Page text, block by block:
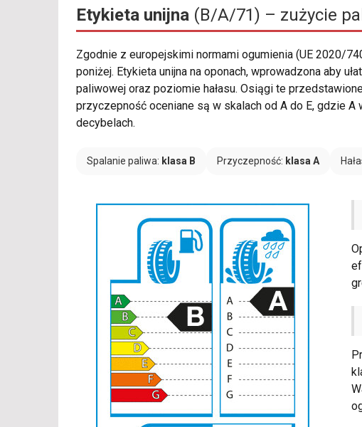
Etykieta unijna (B/A/71) – zużycie
Zgodnie z europejskimi normami ogumienia (UE 2020/
poniżej. Etykieta unijna na oponach, wprowadzona aby
paliwowej oraz poziomie hałasu. Osiągi te
przyczepność oceniane są w skalach od A do E, gdzie
decybelach.
Spalanie paliwa: klasa B Przyczepność: klasa A